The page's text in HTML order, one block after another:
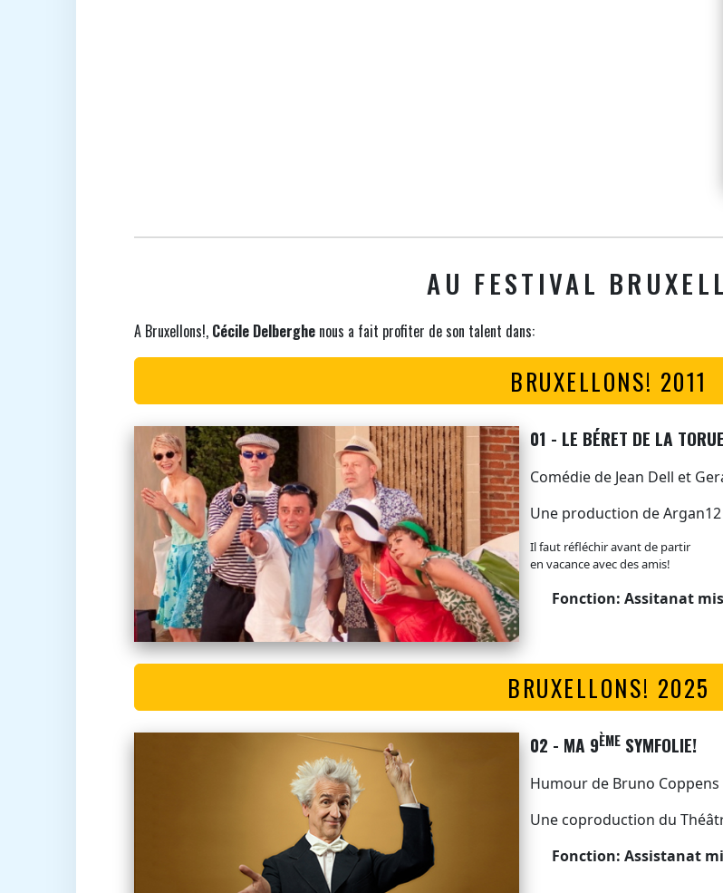
AU FESTIVAL
A Bruxellons!, Cécile Delberghe nous a fait profiter de son talent dans:
BRUXELLONS! 2011
01 - LE BÉRET DE LA
Comédie de Jean Dell et
Une production de Argan12
Il faut réfléchir avant de partir
en vacance avec des amis!
Fonction: Assitanat
BRUXELLONS! 2025
02 - MA 9ÈMESYMFOLIE!
Humour de Bruno Coppens
Une coproduction du
Fonction: Assistanat